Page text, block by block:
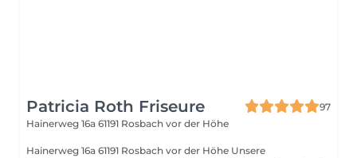
Patricia Roth Friseure
97
Hainerweg 16a 61191 Rosbach vor der Höhe
Hainerweg 16a 61191 Rosbach vor der Höhe Unsere